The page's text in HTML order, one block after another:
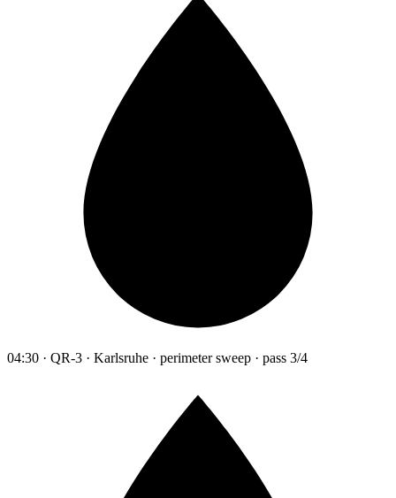
04:30 · QR-3 · Karlsruhe · perimeter sweep · pass 3/4